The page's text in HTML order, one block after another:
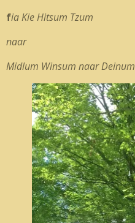
fia Kie Hitsum Tzum
naar
Midlum Winsum naar Deinum